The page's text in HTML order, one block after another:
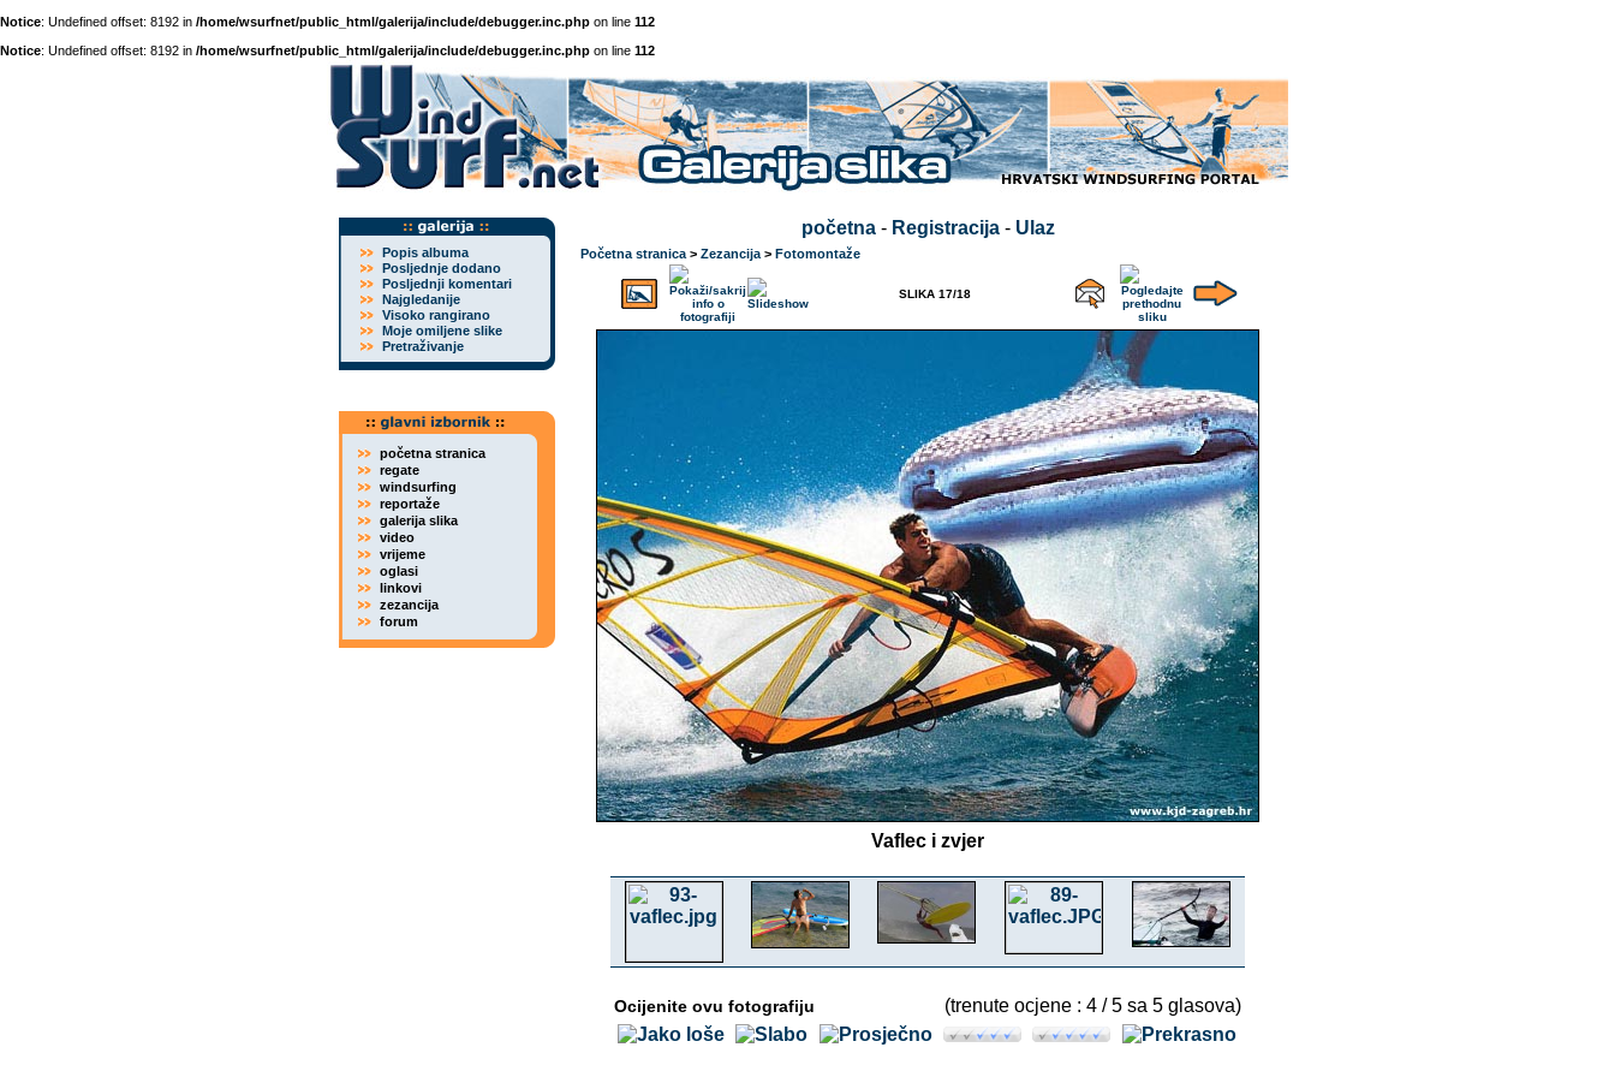
Notice: Undefined offset: 8192 in /home/wsurfnet/public_html/galerija/include/debugger.inc.php on line 112
Notice: Undefined offset: 8192 in /home/wsurfnet/public_html/galerija/include/debugger.inc.php on line 112
Popis albuma
Posljednje dodano
Posljednji komentari
Najgledanije
Visoko rangirano
Moje omiljene slike
Pretraživanje
početna stranica
regate
windsurfing
reportaže
galerija slika
video
vrijeme
oglasi
linkovi
zezancija
forum
početna- Registracija- Ulaz
Početna stranica > Zezancija > Fotomontaže
SLIKA 17/18
Vaflec i zvjer
Ocijenite ovu fotografiju (trenute ocjene : 4 / 5 sa 5 glasova)